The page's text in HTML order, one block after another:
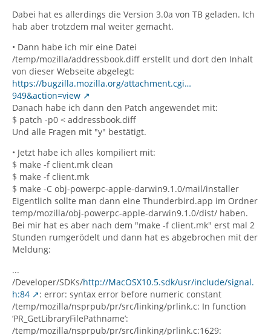
Dabei hat es allerdings die Version 3.0a von TB geladen. Ich
hab aber trotzdem mal weiter gemacht.
• Dann habe ich mir eine Datei
/temp/mozilla/addressbook.diff erstellt und dort den Inhalt
von dieser Webseite abgelegt:
https://bugzilla.mozilla.org/attachment.cgi…
949&action=view
Danach habe ich dann den Patch angewendet mit:
$ patch -p0 < addressbook.diff
Und alle Fragen mit "y" bestätigt.
• Jetzt habe ich alles kompiliert mit:
$ make -f client.mk clean
$ make -f client.mk
$ make -C obj-powerpc-apple-darwin9.1.0/mail/installer
Eigentlich sollte man dann eine Thunderbird.app im Ordner
temp/mozilla/obj-powerpc-apple-darwin9.1.0/dist/ haben.
Bei mir hat es aber nach dem "make -f client.mk" erst mal 2
Stunden rumgerödelt und dann hat es abgebrochen mit der
Meldung:
...
/Developer/SDKs/http://MacOSX10.5.sdk/usr/include/signal.
h:84
: error: syntax error before numeric constant
/temp/mozilla/nsprpub/pr/src/linking/prlink.c: In function
‘PR_GetLibraryFilePathname’:
/temp/mozilla/nsprpub/pr/src/linking/prlink.c:1629: